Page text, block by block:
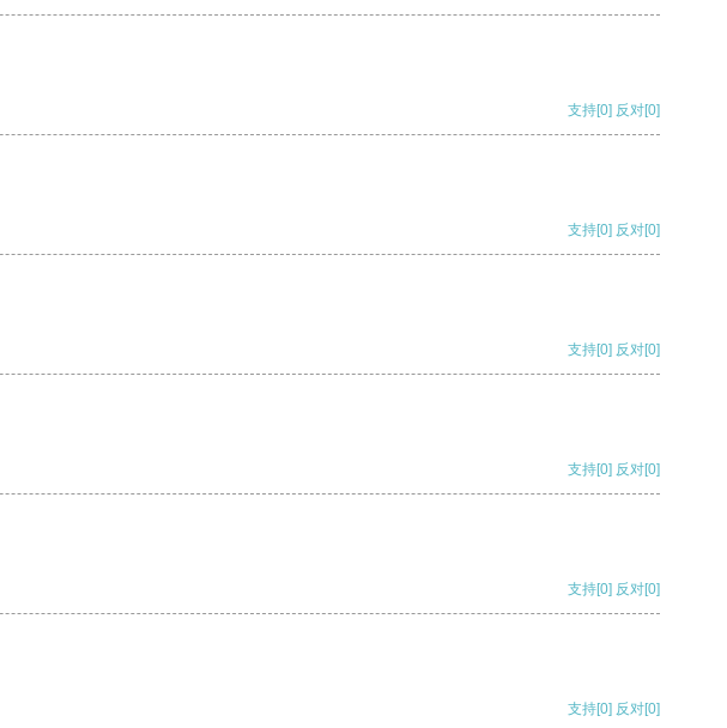
支持[0] 反对[0]
支持[0] 反对[0]
支持[0] 反对[0]
支持[0] 反对[0]
支持[0] 反对[0]
支持[0] 反对[0]